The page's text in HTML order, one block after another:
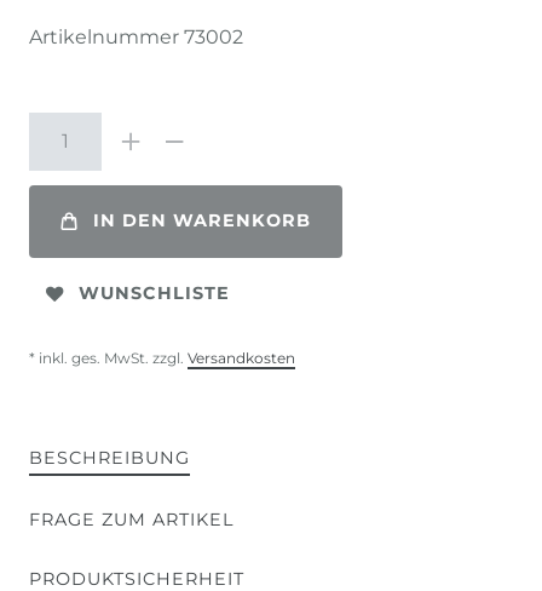
Artikelnummer 73002
IN DEN WARENKORB
WUNSCHLISTE
* inkl. ges. MwSt. zzgl. Versandkosten
BESCHREIBUNG
FRAGE ZUM ARTIKEL
PRODUKTSICHERHEIT